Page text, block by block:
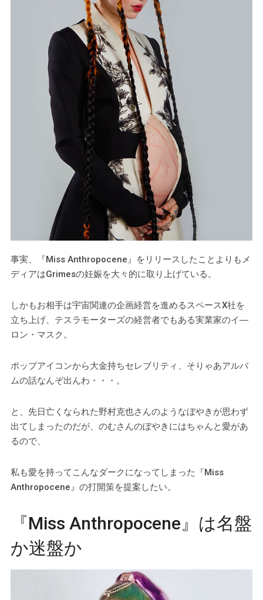
事実、『Miss Anthropocene』をリリースしたことよりもメ
ディアはGrimesの妊娠を大々的に取り上げている。
しかもお相手は宇宙関連の企画経営を進めるスペースX社を
立ち上げ、テスラモーターズの経営者でもある実業家のイ―
ロン・マスク。
ポップアイコンから大金持ちセレブリティ、そりゃあアルバ
ムの話なんぞ出んわ・・・。
と、先日亡くなられた野村克也さんのようなぼやきが思わず
出てしまったのだが、のむさんのぼやきにはちゃんと愛があ
るので、
私も愛を持ってこんなダークになってしまった『Miss
Anthropocene』の打開策を提案したい。
『Miss Anthropocene』は名盤
か迷盤か